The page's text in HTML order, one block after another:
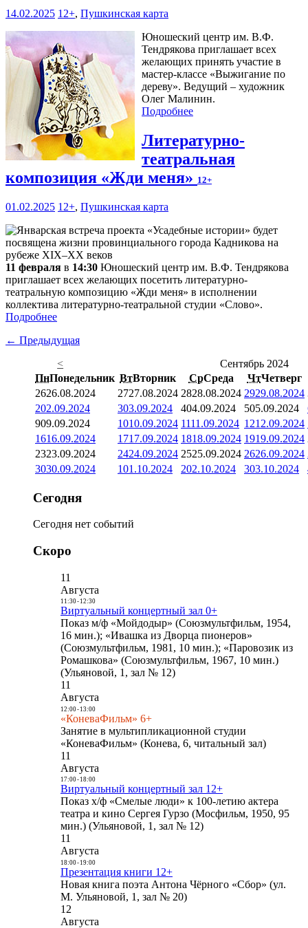
14.02.2025 12+, Пушкинская карта
Юношеский центр им. В.Ф.
Тендрякова приглашает всех
желающих принять участие в
мастер-классе «Выжигание по
дереву». Ведущий – художник
Олег Малинин.
Подробнее
Литературно-
театральная
композиция «Жди меня» 12+
01.02.2025 12+, Пушкинская карта
11 февраля в 14:30 Юношеский центр им. В.Ф. Тендрякова
приглашает всех желающих посетить литературно-
театральную композицию «Жди меня» в исполнении
коллектива литературно-театральной студии «Слово».
Подробнее
← Предыдущая
<
Сентябрь 2024
ПнПонедельник ВтВторник СрСреда ЧтЧетверг
2626.08.2024 2727.08.2024 2828.08.2024 2929.08.2024
202.09.2024 303.09.2024 404.09.2024 505.09.2024
909.09.2024 1010.09.2024 1111.09.2024 1212.09.2024
1616.09.2024 1717.09.2024 1818.09.2024 1919.09.2024
2323.09.2024 2424.09.2024 2525.09.2024 2626.09.2024
3030.09.2024 101.10.2024 202.10.2024 303.10.2024
Сегодня
Сегодня нет событий
Скоро
11
Августа
11:30- 12:30
Виртуальный концертный зал 0+
Показ м/ф «Мойдодыр» (Союзмультфильм, 1954,
16 мин.); «Ивашка из Дворца пионеров»
(Союзмультфильм, 1981, 10 мин.); «Паровозик из
Ромашкова» (Союзмультфильм, 1967, 10 мин.)
(Ульяновой, 1, зал № 12)
11
Августа
12:00- 13:00
«КоневаФильм» 6+
Занятие в мультипликационной студии
«КоневаФильм» (Конева, 6, читальный зал)
11
Августа
17:00- 18:00
Виртуальный концертный зал 12+
Показ х/ф «Смелые люди» к 100-летию актера
театра и кино Сергея Гурзо (Мосфильм, 1950, 95
мин.) (Ульяновой, 1, зал № 12)
11
Августа
18:00- 19:00
Презентация книги 12+
Новая книга поэта Антона Чёрного «Сбор» (ул.
М. Ульяновой, 1, зал № 20)
12
Августа